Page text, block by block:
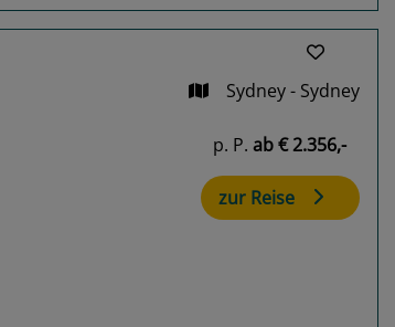
Sydney - Sydney
p. P. ab€ 2.356,-
zur Reise